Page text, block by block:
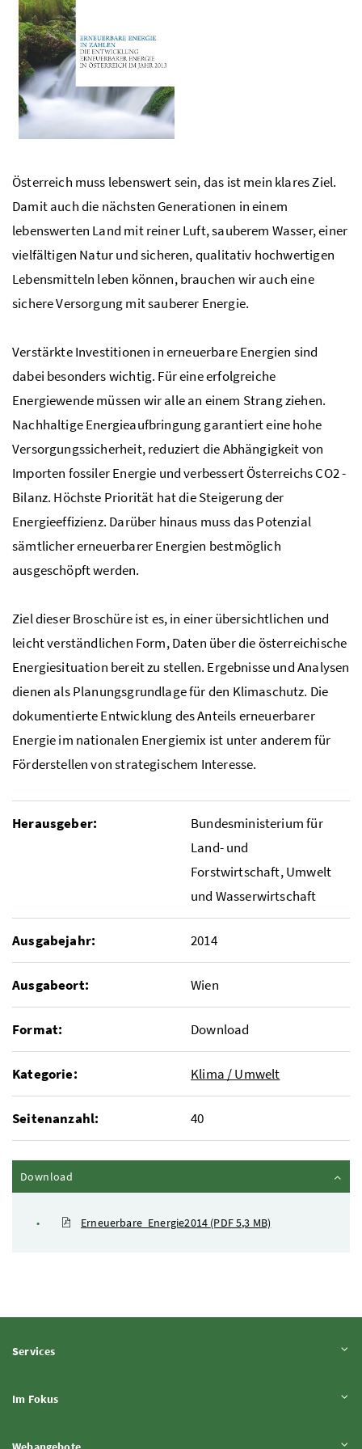
Österreich muss lebenswert sein, das ist mein klares Ziel.
Damit auch die nächsten Generationen in einem
lebenswerten Land mit reiner Luft, sauberem Wasser, einer
vielfältigen Natur und sicheren, qualitativ hochwertigen
Lebensmitteln leben können, brauchen wir auch eine
sichere Versorgung mit sauberer Energie.
Verstärkte Investitionen in erneuerbare Energien sind
dabei besonders wichtig. Für eine erfolgreiche
Energiewende müssen wir alle an einem Strang ziehen.
Nachhaltige Energieaufbringung garantiert eine hohe
Versorgungssicherheit, reduziert die Abhängigkeit von
Importen fossiler Energie und verbessert ÖsterreichsCO2-
Bilanz. Höchste Priorität hat die Steigerung der
Energieeffizienz. Darüber hinaus muss das Potenzial
sämtlicher erneuerbarer Energien bestmöglich
ausgeschöpft werden.
Ziel dieser Broschüre ist es, in einer übersichtlichen und
leicht verständlichen Form, Daten über die österreichische
Energiesituation bereit zu stellen. Ergebnisse und Analysen
dienen als Planungsgrundlage für den Klimaschutz. Die
dokumentierte Entwicklung des Anteils erneuerbarer
Energie im nationalen Energiemix ist unter anderem für
Förderstellen von strategischem Interesse.
Herausgeber:
Bundesministerium für
Land- und
Forstwirtschaft, Umwelt
und Wasserwirtschaft
Ausgabejahr: 2014
Ausgabeort: Wien
Format: Download
Kategorie: Klima / Umwelt
Seitenanzahl: 40
Download
Erneuerbare_Energie2014 (PDF 5,3 MB)
ServicesInhalt aufklappen
Im FokusInhalt aufklappen
Inhalt aufklappen